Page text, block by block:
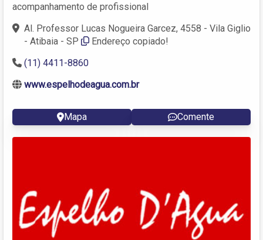
acompanhamento de profissional
Al. Professor Lucas Nogueira Garcez, 4558 - Vila Giglio
- Atibaia - SP
Endereço copiado!
(11) 4411-8860
www.espelhodeagua.com.br
Mapa Comente